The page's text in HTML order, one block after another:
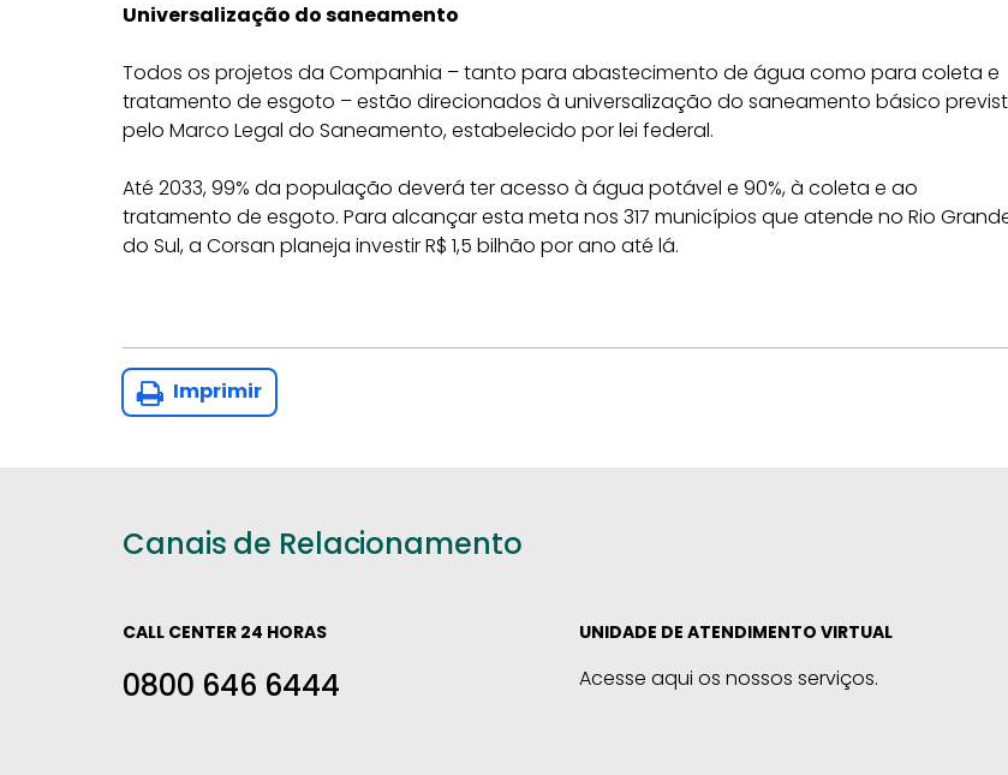
Universalização do saneamento
Todos os projetos da Companhia – tanto para abastecimento de água como para coleta e
tratamento de esgoto – estão direcionados à universalização do saneamento básico
pelo Marco Legal do Saneamento, estabelecido por lei federal.
Até 2033, 99% da população deverá ter acesso à água potável e 90%, à coleta e ao
tratamento de esgoto. Para alcançar esta meta nos 317 municípios que atende no Rio
do Sul, a Corsan planeja investir R$ 1,5 bilhão por ano até lá.
Imprimir
Canais de Relacionamento
CALL CENTER 24 HORAS
0800 646 6444
UNIDADE DE ATENDIMENTO VIRTUAL
Acesse aqui os nossos serviços.